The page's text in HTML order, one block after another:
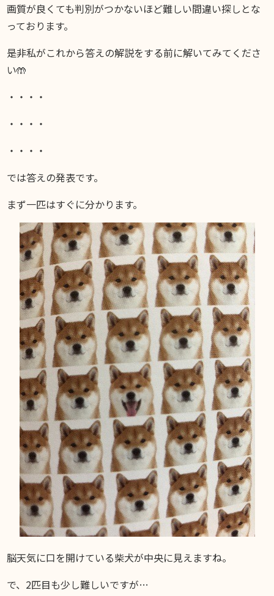
画質が良くても判別がつかないほど難しい間違い探しとな
っております。
是非私がこれから答えの解説をする前に解いてみてくださ
い🤲
・・・・
・・・・
・・・・
では答えの発表です。
まず一匹はすぐに分かります。
脳天気に口を開けている柴犬が中央に見えますね。
で、2匹目も少し難しいですが…